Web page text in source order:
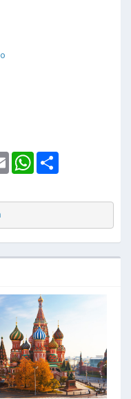
Email WhatsApp